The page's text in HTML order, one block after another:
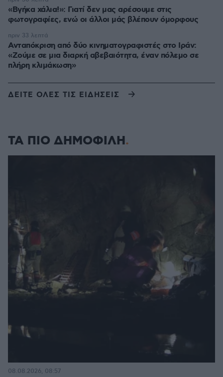
«Βγήκα χάλια!»: Γιατί δεν μας αρέσουμε στις
φωτογραφίες, ενώ οι άλλοι μάς βλέπουν όμορφους
Ανταπόκριση από δύο κινηματογραφιστές στο Ιράν:
«Ζούμε σε μια διαρκή αβεβαιότητα, έναν πόλεμο σε
πλήρη κλιμάκωση»
πριν 33 λεπτά
ΔΕΙΤΕ ΟΛΕΣ ΤΙΣ ΕΙΔΗΣΕΙΣ
ΤΑ ΠΙΟ ΔΗΜΟΦΙΛΗ
08.08.2026, 08:57